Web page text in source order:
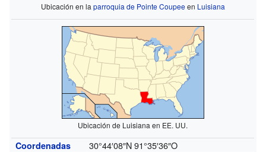
Ubicación en la parroquia de Pointe Coupeeen Luisiana
Ubicación de Luisiana en EE. UU.
Coordenadas 30°44′08″N 91°35′36″O